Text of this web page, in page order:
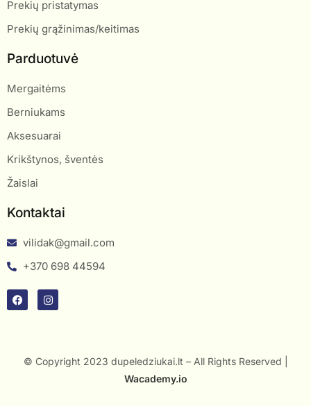
Prekių pristatymas
Prekių grąžinimas/keitimas
Parduotuvė
Mergaitėms
Berniukams
Aksesuarai
Krikštynos, šventės
Žaislai
Kontaktai
vilidak@gmail.com
+370 698 44594
© Copyright 2023 dupeledziukai.lt – All Rights Reserved |
Wacademy.io